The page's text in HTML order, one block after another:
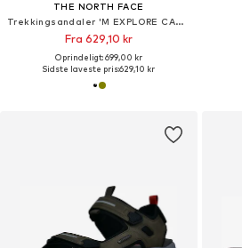
THE NORTH FACE
Trekkingsandaler 'M EXPLORE CAMP'
Fra 629,10 kr
Oprindeligt: 699,00 kr
Sidste laveste pris:629,10 kr